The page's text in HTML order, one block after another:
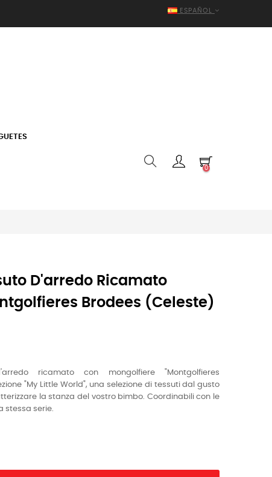
ESPAÑOL
0
D'arredo Ricamato
Brodees (celeste)
ricamato con mongolfiere"Montgolfieres
"My Little World", una selezione di tessuti dal gusto
la stanza del vostro bimbo. Coordinabili con le
stessa serie.